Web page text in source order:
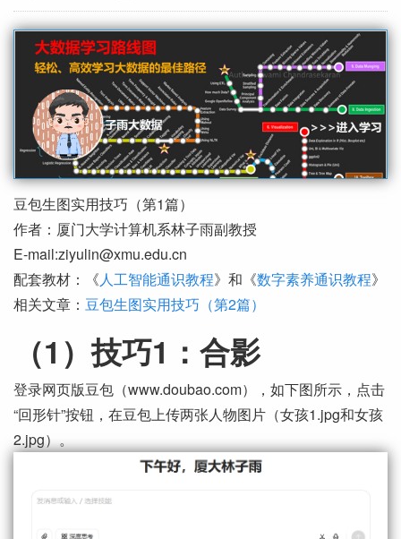
豆包生图实用技巧（第1篇）
作者：厦门大学计算机系林子雨副教授
E-mail:ziyulin@xmu.edu.cn
配套教材：《人工智能通识教程》和《数字素养通识教程》
相关文章： 豆包生图实用技巧（第2篇）
（1）技巧1：合影
登录网页版豆包（www.doubao.com），如下图所示，点击
“回形针”按钮，在豆包上传两张人物图片（女孩1.jpg和女孩
2.jpg）。